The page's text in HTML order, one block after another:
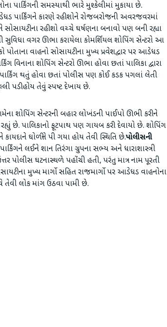
પાર્કિંગની સમસ્યાથી ભારે મુશ્કેલીમાં મુકાયા છે.
પાર્કિંગને કારણે રહીશોને રોજબરોજની અવરજવરમાં
રહીશો વચ્ચે ઘર્ષણના બનાવો પણ બની રહ્યા
સુવિધા વગર ઊભા કરાયેલા કોમર્શિયલ શોપિંગ સેન્ટરો આ
વાહનો સોસાયટીના મુખ્ય પ્રવેશદ્વાર પર આડેધડ
વિનાના શોપિંગ સેન્ટરો ઊભા હોવા છતાં પાલિકા દ્વારા
થતું હોવા છતાં પોલીસ પણ કોઈ કડક પગલાં લેતી
પડી હોય તેવું સ્પષ્ટ દેખાય છે.
શોપિંગ સેન્ટરની બહાર લોખંડની પાઈપો ઊભી કરીને
છે. પાલિકાનો ફૂટપાથ પણ ગાયબ કરી દેવાયો છે. શોપિંગ
ઘોળીને પી ગયા હોય તેવી સ્થિતિ છે.પોલીસની
લઈને શાન તિરંગા ગ્રુપના સભ્ય અને ધારાશાસ્ત્રી
પોલીસ ઘટનાસ્થળે પહોંચી હતી, પરંતુ માત્ર નામ પૂરતી
મુખ્ય માર્ગો સહિત રાજમાર્ગો પર આડેધડ વાહનોના
તેવી લોક માંગ ઉઠવા પામી છે.